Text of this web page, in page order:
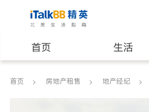
首页 生活
医生 律师
首页 房地产租售 地产经纪